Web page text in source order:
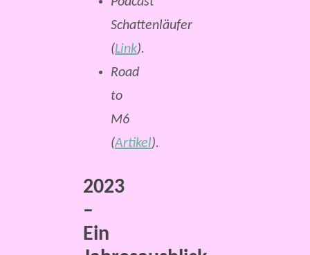
Schattenläufer
(Link).
Road
to
M6
(Artikel).
2023
–
Ein